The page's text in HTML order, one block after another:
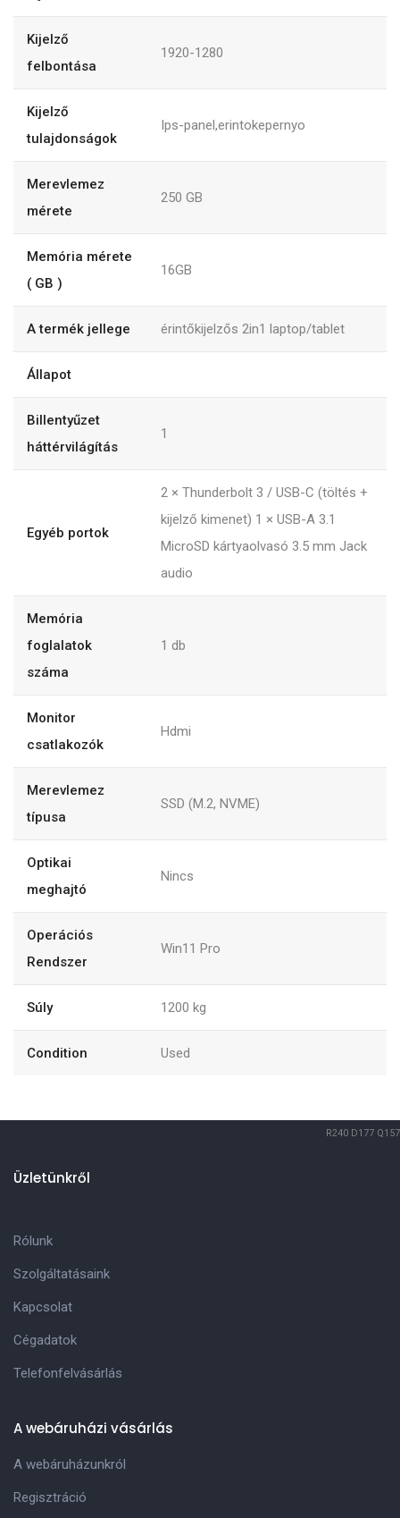
Kijelző
felbontása
1920-1280
Kijelző
tulajdonságok
Ips-panel,erintokepernyo
Merevlemez
mérete
250 GB
Memória mérete
( GB )
16GB
A termék jellege érintőkijelzős 2in1 laptop/tablet
Állapot
Billentyűzet
háttérvilágítás
1
Egyéb portok
2 × Thunderbolt 3 / USB-C (töltés +
kijelző kimenet) 1 × USB-A 3.1
MicroSD kártyaolvasó 3.5 mm Jack
audio
Memória
foglalatok
száma
1 db
Monitor
csatlakozók
Hdmi
Merevlemez
típusa
SSD (M.2, NVME)
Optikai
meghajtó
Nincs
Operációs
Rendszer
Win11 Pro
Súly 1200 kg
Condition Used
R240 D177 Q157
Üzletünkről
Rólunk
Szolgáltatásaink
Kapcsolat
Cégadatok
Telefonfelvásárlás
A webáruházi vásárlás
A webáruházunkról
Regisztráció